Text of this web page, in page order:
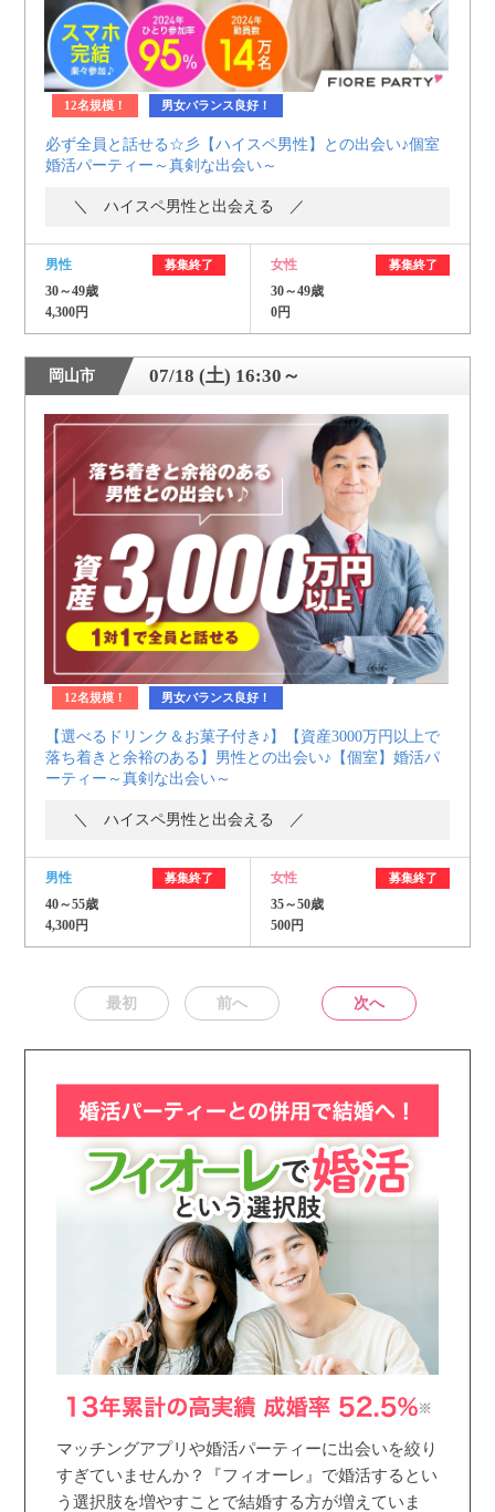
12名規模！ 男女バランス良好！
必ず全員と話せる☆彡【ハイスペ男性】との出会い♪個室
婚活パーティー～真剣な出会い～
＼ ハイスペ男性と出会える ／
男性 募集終了
30～49歳
4,300円
女性 募集終了
30～49歳
0円
岡山市 07/18 (土) 16:30～
12名規模！ 男女バランス良好！
【選べるドリンク＆お菓子付き♪】【資産3000万円以上で
落ち着きと余裕のある】男性との出会い♪【個室】婚活パ
ーティー～真剣な出会い～
＼ ハイスペ男性と出会える ／
男性 募集終了
40～55歳
4,300円
女性 募集終了
35～50歳
500円
最初 前へ 次へ
マッチングアプリや婚活パーティーに出会いを絞り
すぎていませんか？『フィオーレ』で婚活するとい
う選択肢を増やすことで結婚する方が増えていま